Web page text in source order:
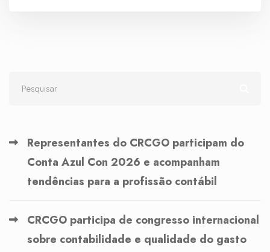
Representantes do CRCGO participam do
Conta Azul Con 2026 e acompanham
tendências para a profissão contábil
CRCGO participa de congresso internacional
sobre contabilidade e qualidade do gasto